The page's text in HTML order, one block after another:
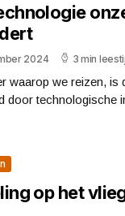
2024 3 min
waarop we reizen, is
door technologische
op het